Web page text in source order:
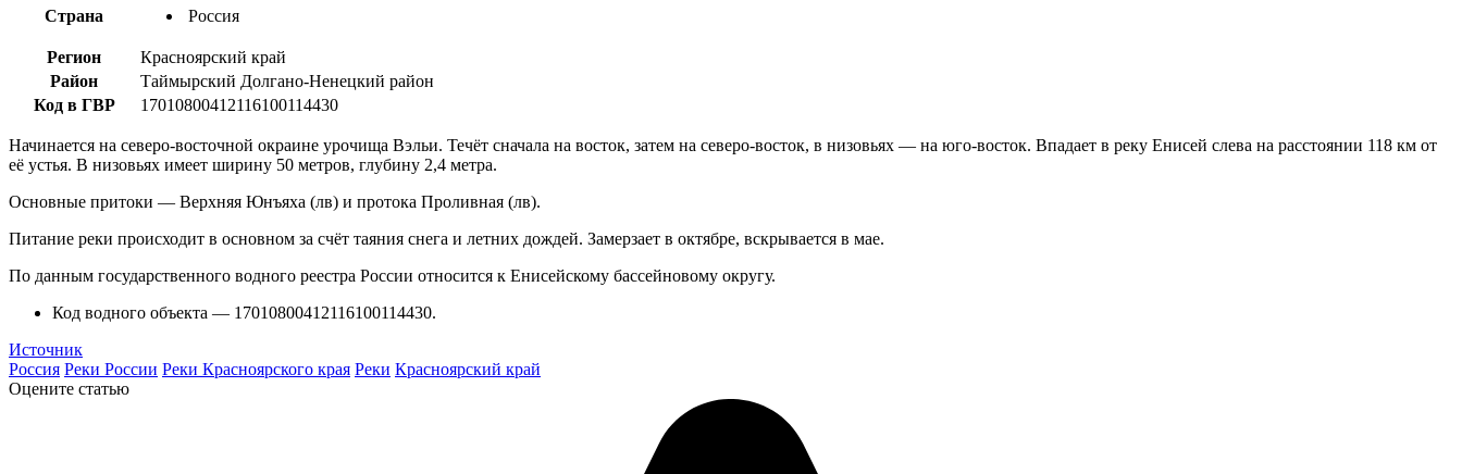
Страна Россия
Регион
Красноярский край
Район
Таймырский Долгано-Ненецкий район
Код в ГВР
17010800412116100114430
Начинается на северо-восточной окраине урочища Вэльи. Течёт сначала на восток, затем на северо-восток, в низовьях — на юго-восток. Впадает в реку Енисей слева на расстоянии 118 км от
её устья. В низовьях имеет ширину 50 метров, глубину 2,4 метра.
Основные притоки — Верхняя Юнъяха (лв) и протока Проливная (лв).
Питание реки происходит в основном за счёт таяния снега и летних дождей. Замерзает в октябре, вскрывается в мае.
По данным государственного водного реестра России относится к Енисейскому бассейновому округу.
Код водного объекта — 17010800412116100114430.
Источник
Россия Реки России Реки Красноярского края Реки Красноярский край
Оцените статью